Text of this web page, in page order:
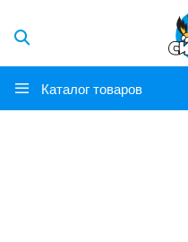
Каталог товаров